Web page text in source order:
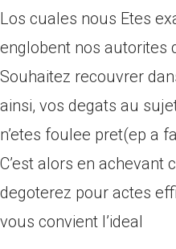
Los cuales nous Etes
englobent nos autorites
Souhaitez recouvrer
ainsi, vos degats au
n’etes foulee pret(ep a
C’est alors en achevant
degoterez pour actes
vous convient l’ideal